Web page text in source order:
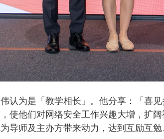
认为是「教学相长」。他分享：「喜
使他们对网络安全工作兴趣大增，扩
导师及主办方带来动力，达到互励互勉